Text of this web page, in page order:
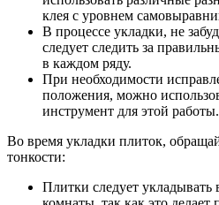
клея с уровнем
В процессе укладки, не
следует следить за
в каждом ряду.
При необходимости
положения, можно
инструмент для этой работы.
Во время укладки плиток,
тонкости:
Плитки следует укладывать